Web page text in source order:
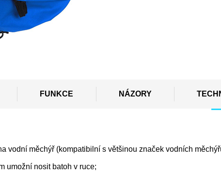
FUNKCE NÁZORY
vodní měchýř (kompatibilní s většinou značek vodních
umožní nosit batoh v ruce;